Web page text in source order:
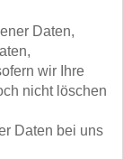
Daten,
wir Ihre
nicht löschen
Daten bei uns